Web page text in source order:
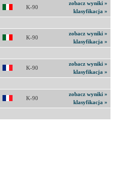
K-90
zobacz wyniki »
klasyfikacja »
K-90
zobacz wyniki »
klasyfikacja »
K-90
zobacz wyniki »
klasyfikacja »
K-90
zobacz wyniki »
klasyfikacja »